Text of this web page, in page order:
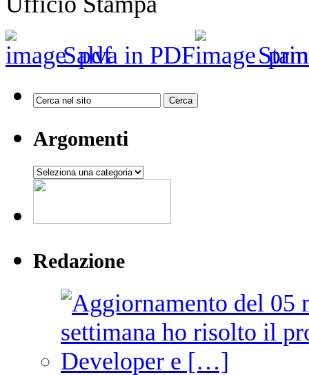
Salva in PDF
Argomenti
Argomenti
Redazione